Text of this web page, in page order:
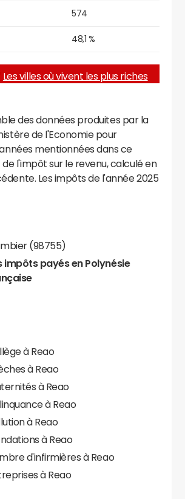
574
48,1 %
Les villes où vivent les plus riches
des données produites par la
de l'Economie pour
mentionnées dans ce
l'impôt sur le revenu, calculé en
Les impôts de l'année 2025
(98755)
impôts payés en Polynésie
à Reao
à Reao
à Reao
à Reao
à Reao
à Reao
d'infirmières à Reao
à Reao